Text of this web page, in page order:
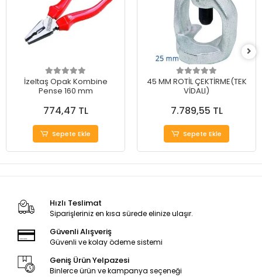
İzeltaş Opak Kombine
Pense 160 mm
774,47 TL
Sepete Ekle
45 MM ROTİL ÇEKTİRME(TEK
VİDALI)
7.789,55 TL
Sepete Ekle
Hızlı Teslimat
Siparişleriniz en kısa sürede elinize ulaşır.
Güvenli Alışveriş
Güvenli ve kolay ödeme sistemi
Geniş Ürün Yelpazesi
Binlerce ürün ve kampanya seçeneği